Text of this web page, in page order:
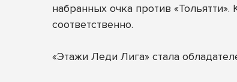
набранных очка против
соответственно.
«Этажи Леди Лига» стала